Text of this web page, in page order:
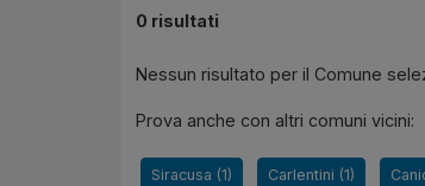
0 risultati
Nessun risultato per il Comune
Prova anche con altri comuni vicini:
Siracusa (1) Carlentini (1)